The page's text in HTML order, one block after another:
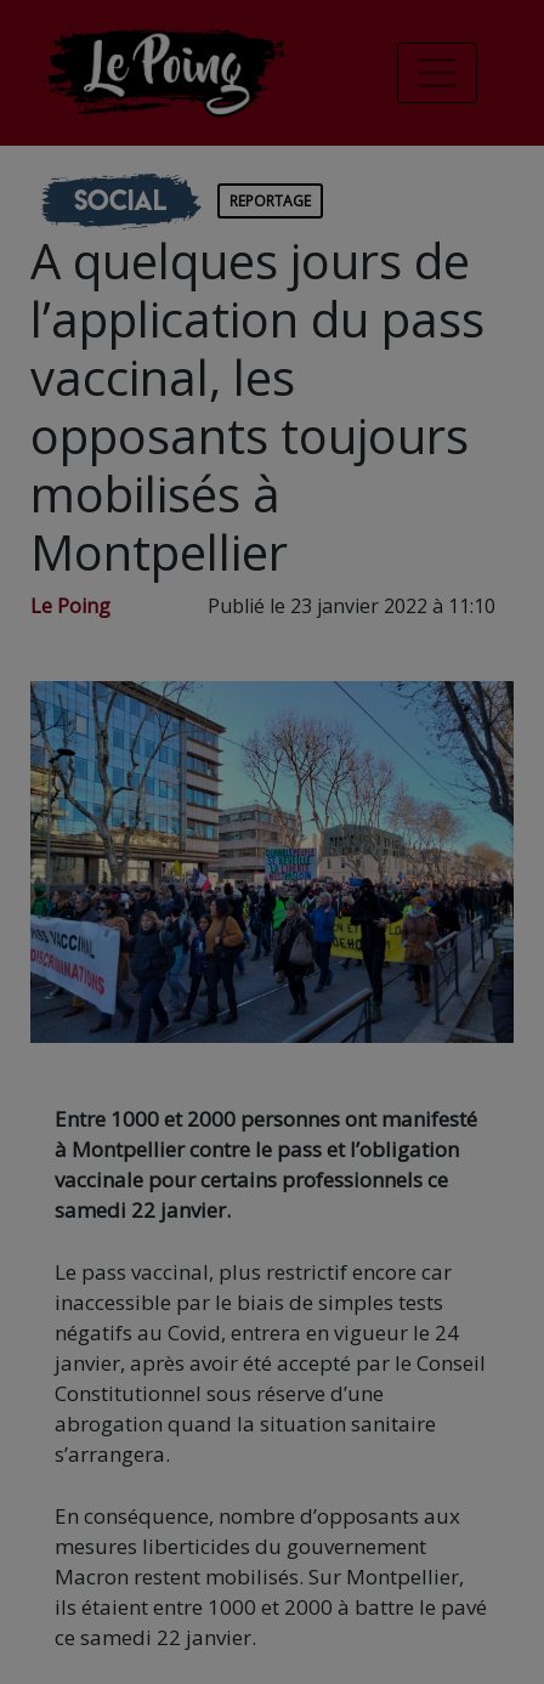
Social REPORTAGE
A quelques jours de
l’application du pass
vaccinal, les
opposants toujours
mobilisés à
Montpellier
Le Poing Publié le 23 janvier 2022 à 11:10
Entre 1000 et 2000 personnes ont manifesté
à Montpellier contre le pass et l’obligation
vaccinale pour certains professionnels ce
samedi 22 janvier.
Le pass vaccinal, plus restrictif encore car
inaccessible par le biais de simples tests
négatifs au Covid, entrera en vigueur le 24
janvier, après avoir été accepté par le Conseil
Constitutionnel sous réserve d’une
abrogation quand la situation sanitaire
s’arrangera.
En conséquence, nombre d’opposants aux
mesures liberticides du gouvernement
Macron restent mobilisés. Sur Montpellier,
ils étaient entre 1000 et 2000 à battre le pavé
ce samedi 22 janvier.